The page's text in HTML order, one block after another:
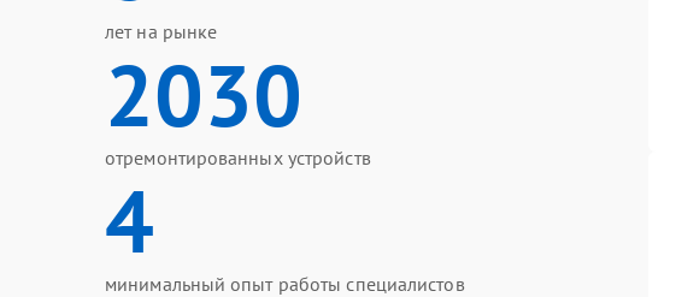
лет на рынке
2030
отремонтированных устройств
4
минимальный опыт работы специалистов